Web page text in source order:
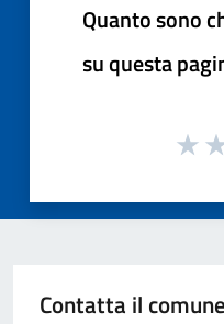
Quanto sono
su questa
Contatta il comune